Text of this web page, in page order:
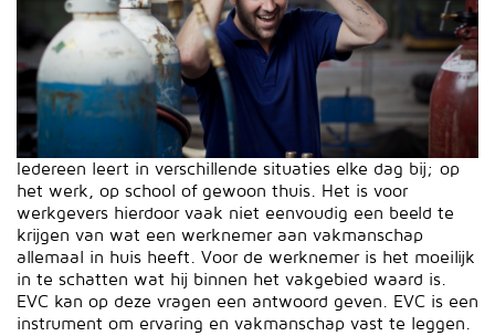
Iedereen leert in verschillende situaties elke dag bij; op
het werk, op school of gewoon thuis. Het is voor
werkgevers hierdoor vaak niet eenvoudig een beeld te
krijgen van wat een werknemer aan vakmanschap
allemaal in huis heeft. Voor de werknemer is het moeilijk
in te schatten wat hij binnen het vakgebied waard is.
EVC kan op deze vragen een antwoord geven. EVC is een
instrument om ervaring en vakmanschap vast te leggen.